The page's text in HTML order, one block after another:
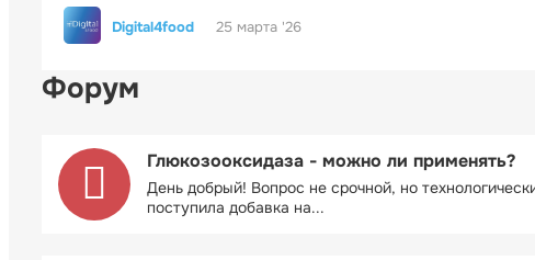
Digital4food 25 марта '26
Форум
Глюкозооксидаза - можно ли применять?
День добрый! Вопрос не срочной, но
поступила добавка на...